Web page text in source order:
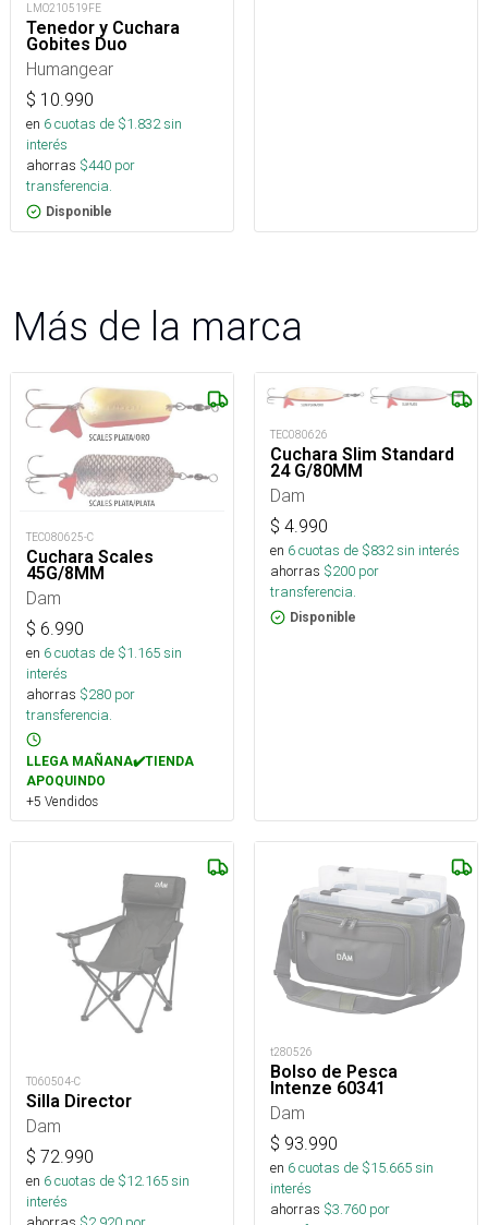
LMO210519FE
Tenedor y Cuchara
Gobites Duo
Humangear
$ 10.990
en 6cuotas de $1.832sin
interés
ahorras $440 por
transferencia.
Disponible
Más de la marca
TEC080625-C
Cuchara Scales
45G/8MM
Dam
$ 6.990
en 6cuotas de $1.165sin
interés
ahorras $280 por
transferencia.
LLEGA MAÑANA✔️TIENDA
APOQUINDO
+5 Vendidos
TEC080626
Cuchara Slim Standard
24 G/80MM
Dam
$ 4.990
en 6cuotas de $832sin interés
ahorras $200 por
transferencia.
Disponible
T060504-C
Silla Director
Dam
$ 72.990
en 6cuotas de $12.165sin
interés
t280526
Bolso de Pesca
Intenze 60341
Dam
$ 93.990
en 6cuotas de $15.665sin
interés
ahorras $3.760 por